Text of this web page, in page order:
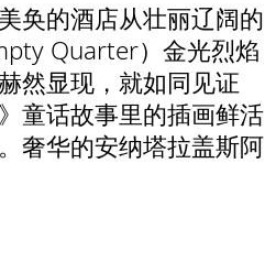
奂的酒店从壮丽辽阔的
Quarter）金光烈焰
然显现，就如同见证
童话故事里的插画鲜活
奢华的安纳塔拉盖斯阿
酒店是一片海市蜃楼般
距离阿布扎比市仅200